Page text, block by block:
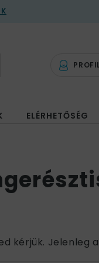
ELÉRHETŐSÉG
kérjük. Jelenleg